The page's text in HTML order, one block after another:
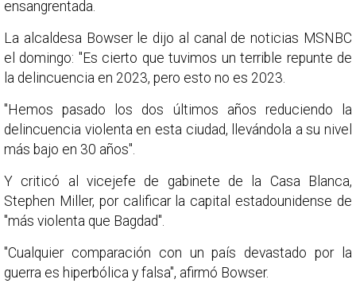
ensangrentada.
La alcaldesa Bowser le dijo al canal de noticias MSNBC
el domingo: "Es cierto que tuvimos un terrible repunte de
la delincuencia en 2023, pero esto no es 2023.
"Hemos pasado los dos últimos años reduciendo la
delincuencia violenta en esta ciudad, llevándola a su nivel
más bajo en 30 años".
Y criticó al vicejefe de gabinete de la Casa Blanca,
Stephen Miller, por calificar la capital estadounidense de
"más violenta que Bagdad".
"Cualquier comparación con un país devastado por la
guerra es hiperbólica y falsa", afirmó Bowser.